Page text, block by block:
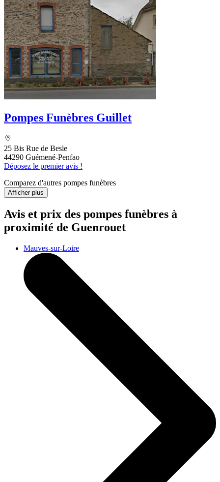
Pompes Funèbres Guillet
25 Bis Rue de Besle
44290 Guémené-Penfao
Déposez le premier avis !
Comparez d'autres pompes funèbres
Afficher plus
Avis et prix des pompes funèbres à
proximité de Guenrouet
Mauves-sur-Loire